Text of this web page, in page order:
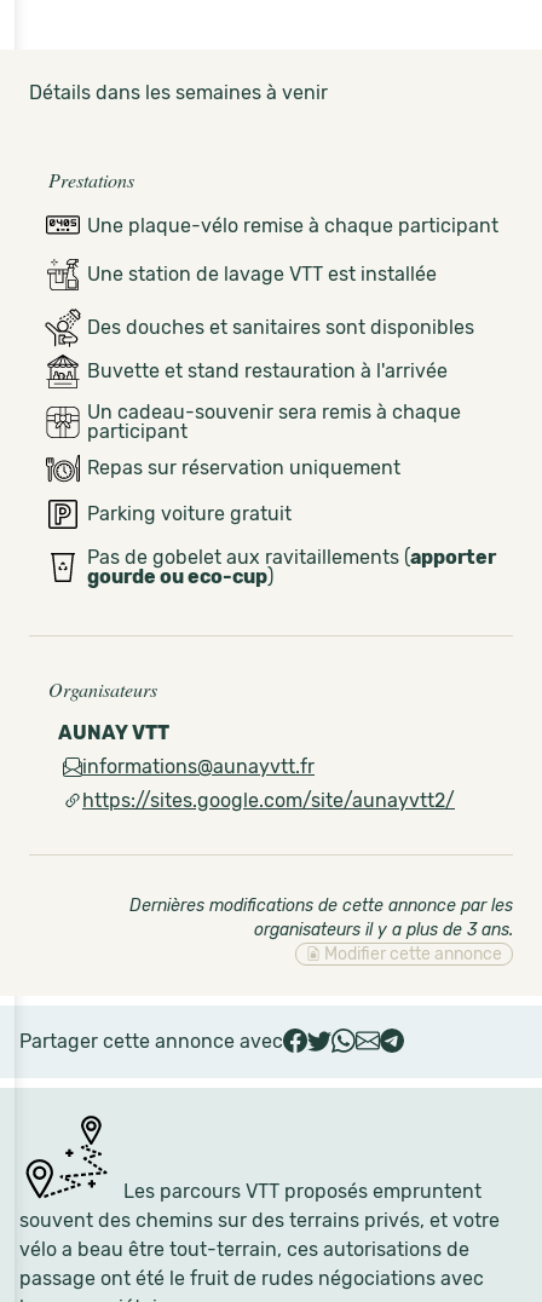
Les parcours VTT proposés empruntent
souvent des chemins sur des terrains privés, et votre
vélo a beau être tout-terrain, ces autorisations de
passage ont été le fruit de rudes négociations avec
Détails dans les semaines à venir
Prestations
Une plaque-vélo remise à chaque participant
Une station de lavage VTT est installée
Des douches et sanitaires sont disponibles
Buvette et stand restauration à l'arrivée
Un cadeau-souvenir sera remis à chaque
participant
Repas sur réservation uniquement
Parking voiture gratuit
Pas de gobelet aux ravitaillements (apporter
gourde ou eco-cup)
Organisateurs
AUNAY VTT
informations@aunayvtt.fr
https://sites.google.com/site/aunayvtt2/
Dernières modifications de cette annonce par les
organisateurs il y a plus de 3 ans.
Modifier cette annonce
Partager cette annonce avec